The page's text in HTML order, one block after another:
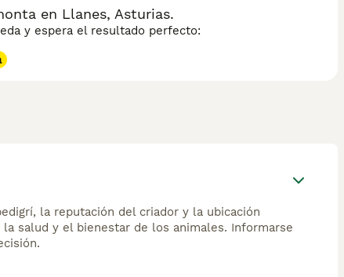
en Llanes, Asturias.
y espera el resultado perfecto:
la reputación del criador y la ubicación
salud y el bienestar de los animales. Informarse